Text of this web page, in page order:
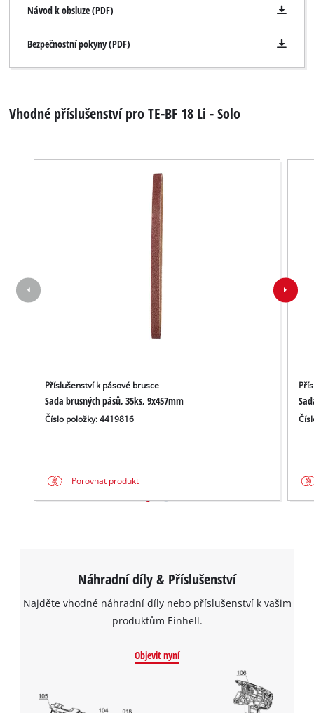
Návod k obsluze (PDF)
Bezpečnostní pokyny (PDF)
Vhodné příslušenství pro TE-BF 18 Li - Solo
Příslušenství k pásové brusce
Sada brusných pásů, 35ks, 9x457mm
Číslo položky: 4419816
Porovnat produkt
Náhradní díly & Příslušenství
Najděte vhodné náhradní díly nebo příslušenství k vašim
produktům Einhell.
Objevit nyní